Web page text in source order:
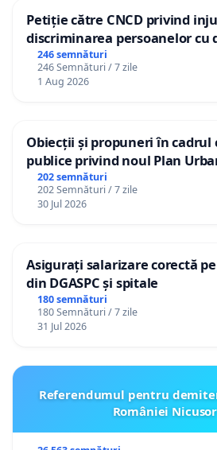
Petiție către CNCD privind
discriminarea persoanelor cu
către utilizatorul TikTok „Gorici”
246 semnături
246 Semnături / 7 zile
1 Aug 2026
Obiecții și propuneri în
publice privind noul Plan
(PUG) Ialoveni
202 semnături
202 Semnături / 7 zile
30 Jul 2026
Asigurați salarizare corectă
din DGASPC și spitale
180 semnături
180 Semnături / 7 zile
31 Jul 2026
Referendumul pentru
României